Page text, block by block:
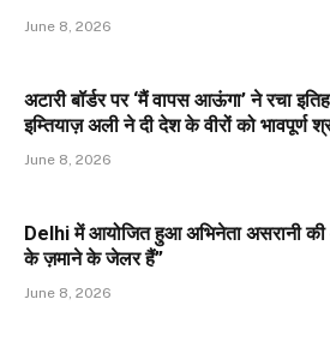
June 8, 2026
अटारी बॉर्डर पर ‘मैं वापस आऊंगा’ ने रचा
इम्तियाज़ अली ने दी देश के वीरों को भावपूर्ण
June 8, 2026
Delhi में आयोजित हुआ अभिनेता असरानी की
के ज़माने के जेलर हैं”
June 8, 2026